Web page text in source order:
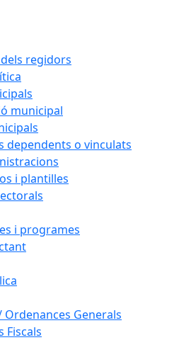
regidors
municipal
dependents o vinculats
i plantilles
i programes
Generals
Fiscals